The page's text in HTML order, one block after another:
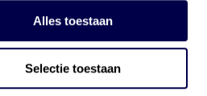
Alles toestaan
Selectie toestaan